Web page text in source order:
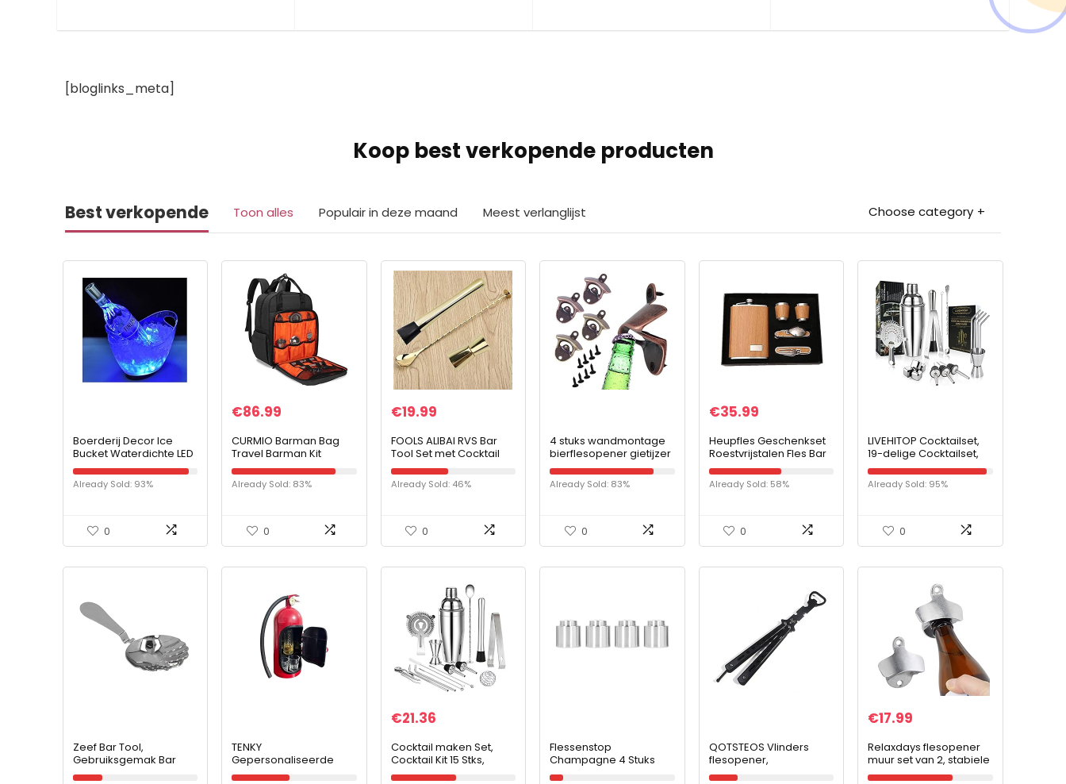
[bloglinks_meta]
Koop best verkopende producten
Best verkopende Toon alles Populair in deze maand Meest verlanglijst Choose category
Boerderij Decor Ice
Bucket Waterdichte LED
Ice Buck Bar
Champagne Party
Disco Wijn Bucket 6
voor feesten (Colore :
Blu)
Already Sold: 93%
0
€86.99
CURMIO Barman Bag
Travel Barman Kit
Rugzak met
gewatteerde
compartimenten,
perfect voor thuis
Indoor Outdoor Patio
aangevraagd), tas
Already Sold: 83%
0
€19.99
FOOLS ALIBAI RVS Bar
Tool Set met Cocktail
Muddler, Menglepel,
Jigger – Goud
Already Sold: 46%
0
4 stuks wandmontage
bierflesopener gietijzer
retro stijl gadget met
schroeven voor bar,
keukens & vintage
Already Sold: 83%
0
€35.99
Heupfles Geschenkset
Roestvrijstalen Fles Bar
Lepel Vork 9oz, Outdoor
Draagbare Water
Liquor Reiscontainer
Already Sold: 58%
0
LIVEHITOP Cocktailset,
19-delige Cocktailset,
Roestvrijstalen Barman-
Set met 750 ml Boston-
cocktailshaker voor
Already Sold: 95%
0
Zeef Bar Tool,
Gebruiksgemak Bar
Cocktail Zeef Efficiënte
TENKY
Gepersonaliseerde
blikjesbar set, mini-kast
€21.36
Cocktail maken Set,
Cocktail Kit 15 Stks,
Wityoo roestvrij staal
Flessenstop
Champagne 4 Stuks
Wijnkurk Bar Tool Voor
QOTSTEOS Vlinders
flesopener,
vlinderkurkentrekker,
€17.99
Relaxdays flesopener
muur set van 2, stabiele
bieropener om te